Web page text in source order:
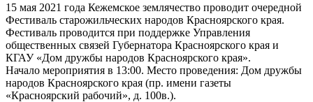
15 мая 2021 года Кежемское землячество проводит очередной
Фестиваль старожильческих народов Красноярского края.
Фестиваль проводится при поддержке Управления
общественных связей Губернатора Красноярского края и
КГАУ «Дом дружбы народов Красноярского края».
Начало мероприятия в 13:00. Место проведения: Дом дружбы
народов Красноярского края (пр. имени газеты
«Красноярский рабочий», д. 100в.).